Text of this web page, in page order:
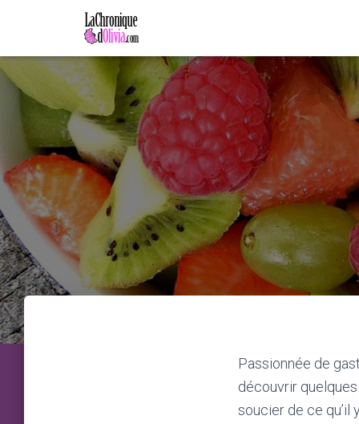
Passionnée de
découvrir
soucier de ce qu’il